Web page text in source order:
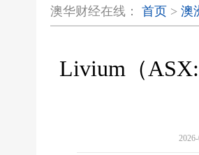
澳华财经在线： 首页 > 澳
Livium（